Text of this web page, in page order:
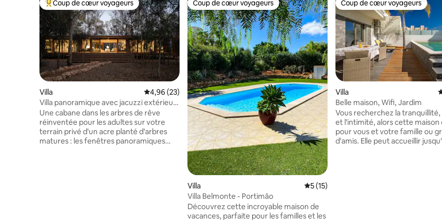
Coups de cœur voyageurs les plus appréciés
Coup de cœur voyageurs
Villa Évaluation moyenne sur la base de 23 commentaires : 4,96 sur 5
4,96 (23)
Villa panoramique avec jacuzzi extérieur,
golf de Penina
Une cabane dans les arbres de rêve
réinventée pour les adultes sur votre
terrain privé d'un acre planté d'arbres
matures : les fenêtres panoramiques
Coup de cœur voyageurs
Coup de cœur voyageurs
Villa Évaluation moyenne sur la base de 15
5 (15)
Villa Belmonte - Portimão
Découvrez cette incroyable maison de
vacances, parfaite pour les familles et les
Coup de cœur voyageurs
Coup de cœur voyageurs
Villa
Belle maison, Wifi, Jardim
Vous recherchez la
et l'intimité, alors cette maison
pour vous et votre famille ou
d'amis. Elle peut accueillir